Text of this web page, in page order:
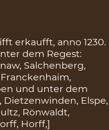
erkaufft, anno 1230.
dem Regest:
Salchenberg,
und unter dem
Dietzenwinden, Elspe,
Rönwaldt,
Horff,]